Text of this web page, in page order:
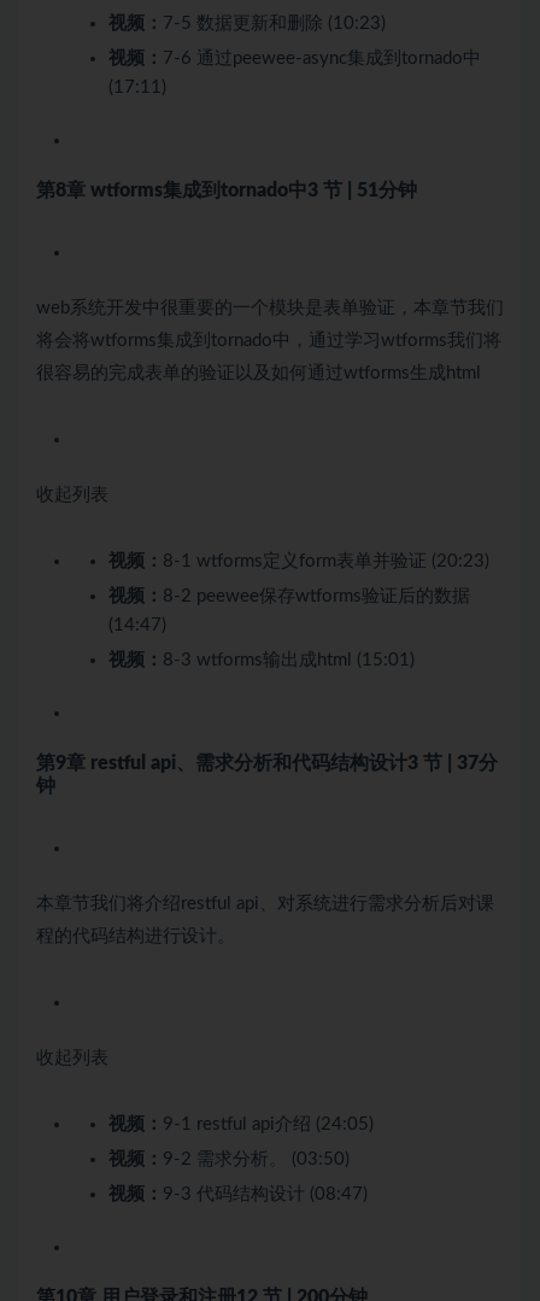
视频： 7-5 数据更新和删除 (10:23)
视频： 7-6 通过peewee-async集成到tornado中
(17:11)
第8章 wtforms集成到tornado中3 节 | 51分钟
web系统开发中很重要的一个模块是表单验证，本章节我们
将会将wtforms集成到tornado中，通过学习wtforms我们将
很容易的完成表单的验证以及如何通过wtforms生成html
收起列表
视频： 8-1 wtforms定义form表单并验证 (20:23)
视频： 8-2 peewee保存wtforms验证后的数据
(14:47)
视频： 8-3 wtforms输出成html (15:01)
第9章 restful api、需求分析和代码结构设计3 节 | 37分
钟
本章节我们将介绍restful api、对系统进行需求分析后对课
程的代码结构进行设计。
收起列表
视频： 9-1 restful api介绍 (24:05)
视频： 9-2 需求分析。 (03:50)
视频： 9-3 代码结构设计 (08:47)